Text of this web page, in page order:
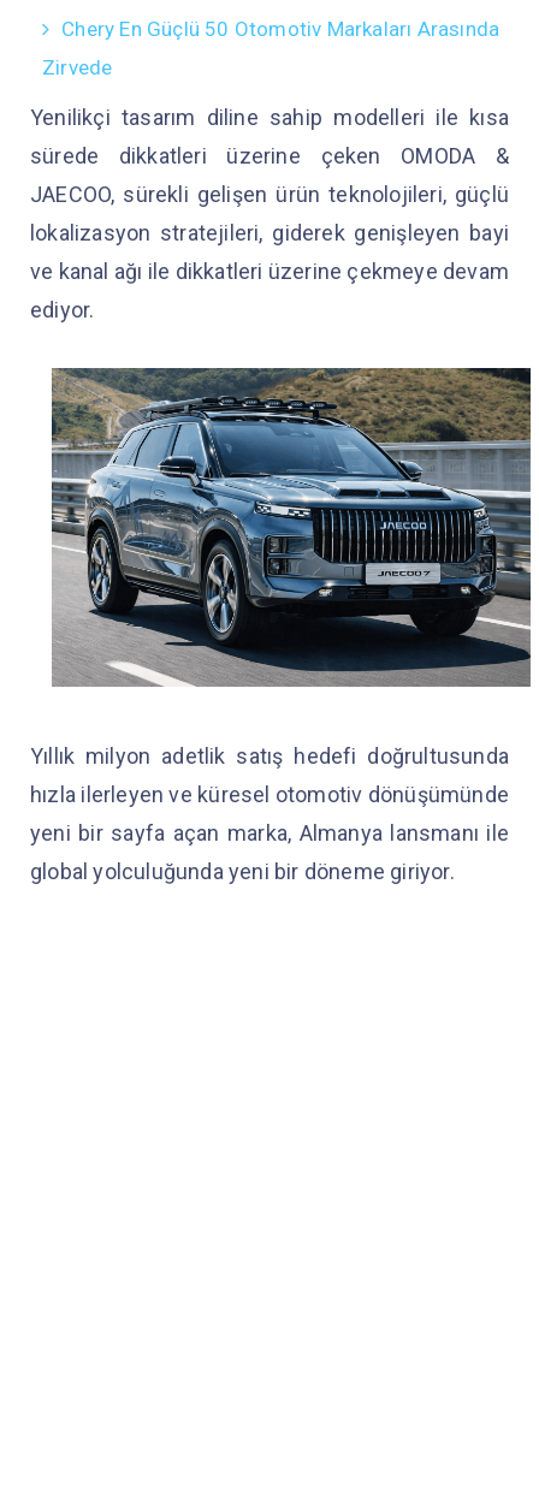
Chery En Güçlü 50 Otomotiv Markaları Arasında
Zirvede
Yenilikçi tasarım diline sahip modelleri ile kısa
sürede dikkatleri üzerine çeken OMODA &
JAECOO, sürekli gelişen ürün teknolojileri, güçlü
lokalizasyon stratejileri, giderek genişleyen bayi
ve kanal ağı ile dikkatleri üzerine çekmeye devam
ediyor.
Yıllık milyon adetlik satış hedefi doğrultusunda
hızla ilerleyen ve küresel otomotiv dönüşümünde
yeni bir sayfa açan marka, Almanya lansmanı ile
global yolculuğunda yeni bir döneme giriyor.